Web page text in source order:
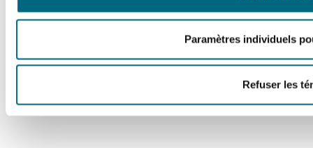
Paramètres individuels
Refuser les